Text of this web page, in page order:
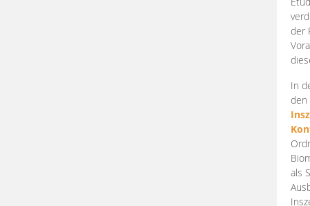
der
In
den
als